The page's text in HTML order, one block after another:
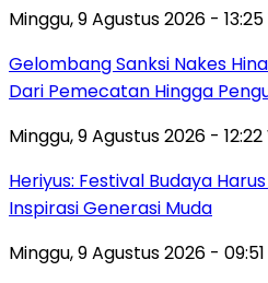
Minggu, 9 Agustus 2026 - 13:25
Gelombang Sanksi Nakes
Dari Pemecatan Hingga
Minggu, 9 Agustus 2026 - 12:22
Heriyus: Festival Budaya
Inspirasi Generasi Muda
Minggu, 9 Agustus 2026 - 09:51